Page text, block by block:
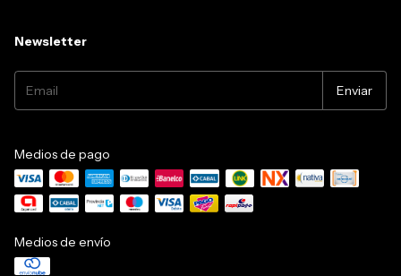
Newsletter
Medios de pago
Medios de envío